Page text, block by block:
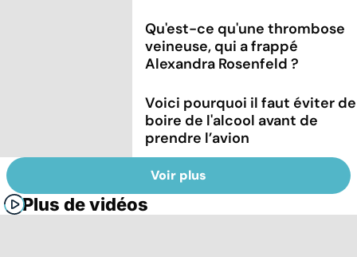
Qu'est-ce qu'une thrombose
veineuse, qui a frappé
Alexandra Rosenfeld ?
Voici pourquoi il faut éviter de
boire de l'alcool avant de
prendre l’avion
Voir plus
Plus de vidéos